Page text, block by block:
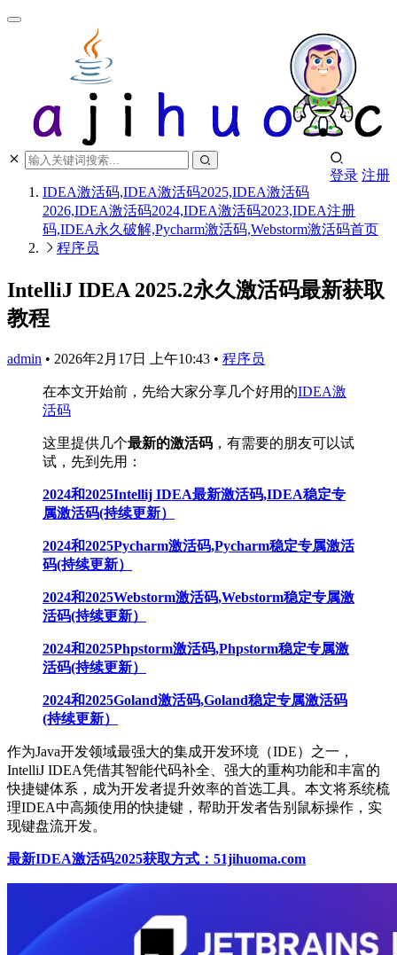
登录 注册
IDEA激活码,IDEA激活码2025,IDEA激活码
2026,IDEA激活码2024,IDEA激活码2023,IDEA注册
码,IDEA永久破解,Pycharm激活码,Webstorm激活码首页
程序员
IntelliJ IDEA 2025.2永久激活码最新获取
教程
admin • 2026年2月17日 上午10:43 • 程序员
在本文开始前，先给大家分享几个好用的IDEA激
活码
这里提供几个最新的激活码 ，有需要的朋友可以试
试，先到先用：
2024和2025Intellij IDEA最新激活码,IDEA稳定专
属激活码(持续更新）
2024和2025Pycharm激活码,Pycharm稳定专属激活
码(持续更新）
2024和2025Webstorm激活码,Webstorm稳定专属激
活码(持续更新）
2024和2025Phpstorm激活码,Phpstorm稳定专属激
活码(持续更新）
2024和2025Goland激活码,Goland稳定专属激活码
(持续更新）
作为Java开发领域最强大的集成开发环境（IDE）之一，
IntelliJ IDEA凭借其智能代码补全、强大的重构功能和丰富的
快捷键体系，成为开发者提升效率的首选工具。本文将系统梳
理IDEA中高频使用的快捷键，帮助开发者告别鼠标操作，实
现键盘流开发。
最新IDEA激活码2025获取方式：51jihuoma.com